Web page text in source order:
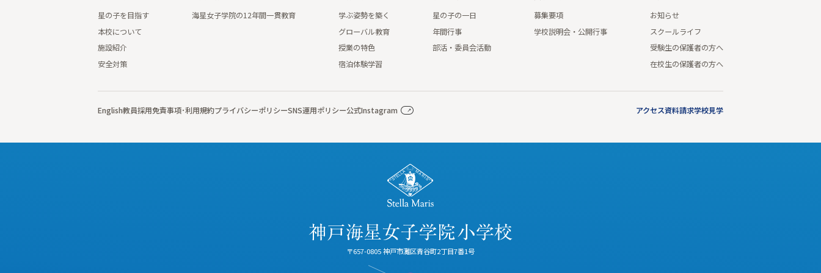
星の子を目指す
本校について
施設紹介
安全対策
海星女子学院の12年間一貫教育
学ぶ姿勢を築く
グローバル教育
授業の特色
宿泊体験学習
星の子の一日
年間行事
部活・委員会活動
募集要項
学校説明会・公開行事
お知らせ
スクールライフ
受験生の保護者の方へ
在校生の保護者の方へ
English教員採用免責事項･利用規約プライバシーポリシーSNS運用ポリシー公式Instagram アクセス資料請求学校見学
〒657-0805 神戸市灘区青谷町2丁目7番1号